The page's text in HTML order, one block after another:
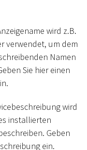
wird z.B.
verwendet, um dem
Namen
Sie hier einen
wird
installierten
Geben
ein.